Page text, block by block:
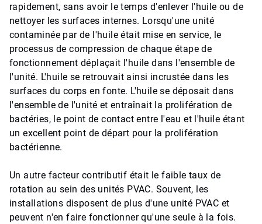
rapidement, sans avoir le temps d'enlever l'huile ou de
nettoyer les surfaces internes. Lorsqu'une unité
contaminée par de l'huile était mise en service, le
processus de compression de chaque étape de
fonctionnement déplaçait l'huile dans l'ensemble de
l'unité. L'huile se retrouvait ainsi incrustée dans les
surfaces du corps en fonte. L'huile se déposait dans
l'ensemble de l'unité et entraînait la prolifération de
bactéries, le point de contact entre l'eau et l'huile étant
un excellent point de départ pour la prolifération
bactérienne.
Un autre facteur contributif était le faible taux de
rotation au sein des unités PVAC. Souvent, les
installations disposent de plus d'une unité PVAC et
peuvent n'en faire fonctionner qu'une seule à la fois.